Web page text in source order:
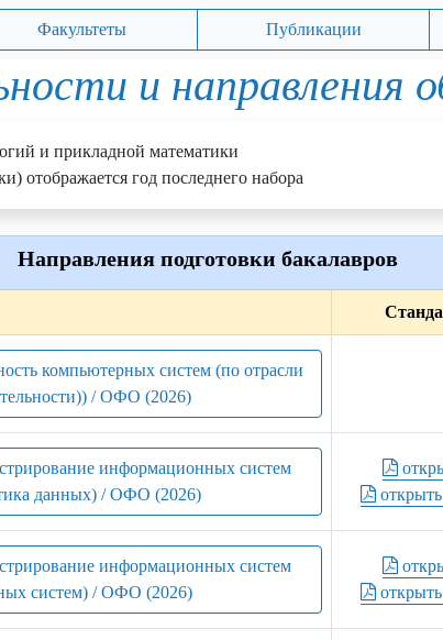
Факультеты Публикации
и направления
и прикладной математики
отображается год последнего набора
Направления подготовки бакалавров
компьютерных систем (по отрасли
/ ОФО (2026)
информационных систем
данных) / ОФО (2026)
информационных систем
систем) / ОФО (2026)